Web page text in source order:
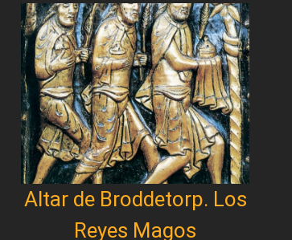
Altar de Broddetorp. Los
Reyes Magos